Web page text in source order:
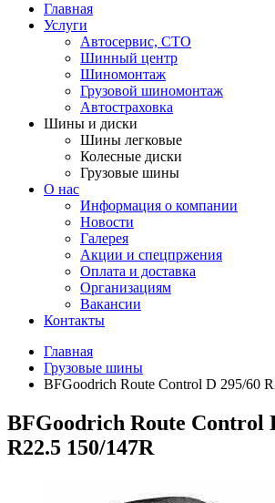
Главная
Услуги
Автосервис, СТО
Шинный центр
Шиномонтаж
Грузовой шиномонтаж
Автостраховка
Шины и диски
Шины легковые
Колесные диски
Грузовые шины
О нас
Информация о компании
Новости
Галерея
Акции и спецпржения
Оплата и доставка
Организациям
Вакансии
Контакты
Главная
Грузовые шины
BFGoodrich Route Control D 295/60
BFGoodrich Route Control
R22.5 150/147R